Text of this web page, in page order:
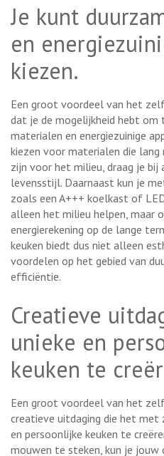
Je kunt
en
kiezen.
Een groot voordeel van het
dat je de mogelijkheid hebt om
materialen en energiezuinige
kiezen voor materialen die lang
zijn voor het milieu, draag je bij
levensstijl. Daarnaast kun je
zoals een A+++ koelkast of
alleen het milieu helpen, maar
energierekening op de lange
keuken biedt dus niet alleen
voordelen op het gebied van
efficiëntie.
Creatieve
unieke en
keuken te
Een groot voordeel van het
creatieve uitdaging die het met
en persoonlijke keuken te
mouwen te steken, kun je